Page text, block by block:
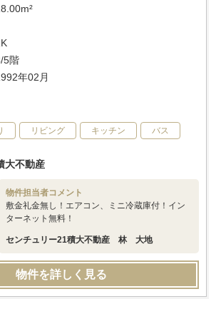
5階
年02月
リビング キッチン バス
大不動産
物件担当者コメント
敷金礼金無し！エアコン、ミニ冷蔵庫付！イン
ターネット無料！
センチュリー21積大不動産 林 大地
物件を詳しく見る